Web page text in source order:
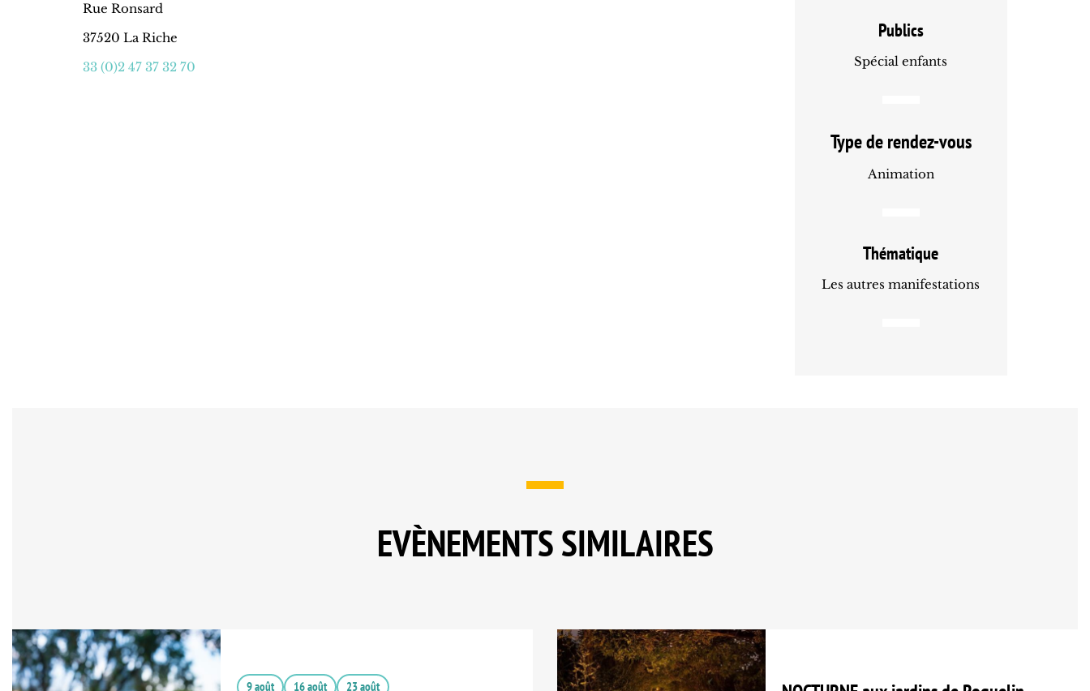
Rue Ronsard
37520 La Riche
33 (0)2 47 37 32 70
Publics
Spécial enfants
Type de rendez-vous
Animation
Thématique
Les autres manifestations
EVÈNEMENTS SIMILAIRES
9 août 16 août 23 août